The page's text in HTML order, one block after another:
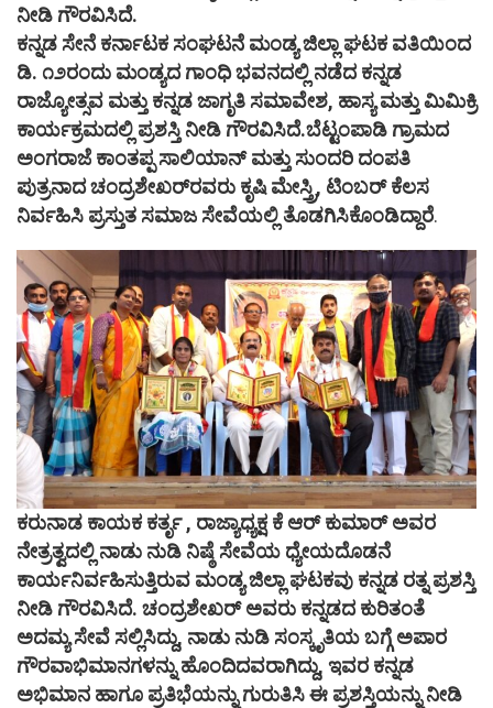
ನೀಡಿ ಗೌರವಿಸಿದೆ.
ಕನ್ನಡ ಸೇನೆ ಕರ್ನಾಟಕ ಸಂಘಟನೆ ಮಂಡ್ಯ ಜಿಲ್ಲಾ ಘಟಕ ವತಿಯಿಂದ
ಡಿ. ೧೨ರಂದು ಮಂಡ್ಯದ ಗಾಂಧಿ ಭವನದಲ್ಲಿ ನಡೆದ ಕನ್ನಡ
ರಾಜ್ಯೋತ್ಸವ ಮತ್ತು ಕನ್ನಡ ಜಾಗೃತಿ ಸಮಾವೇಶ, ಹಾಸ್ಯ ಮತ್ತು ಮಿಮಿಕ್ರಿ
ಕಾರ್ಯಕ್ರಮದಲ್ಲಿ ಪ್ರಶಸ್ತಿ ನೀಡಿ ಗೌರವಿಸಿದೆ.ಬೆಟ್ಟಂಪಾಡಿ ಗ್ರಾಮದ
ಅಂಗರಾಜೆ ಕಾಂತಪ್ಪ ಸಾಲಿಯಾನ್ ಮತ್ತು ಸುಂದರಿ ದಂಪತಿ
ಪುತ್ರನಾದ ಚಂದ್ರಶೇಖರ್‌ರವರು ಕೃಷಿ ಮೇಸ್ತ್ರಿ, ಟಿಂಬರ್ ಕೆಲಸ
ನಿರ್ವಹಿಸಿ ಪ್ರಸ್ತುತ ಸಮಾಜ ಸೇವೆಯಲ್ಲಿ ತೊಡಗಿಸಿಕೊಂಡಿದ್ದಾರೆ.
ಕರುನಾಡ ಕಾಯಕ ಕರ್ತೃ , ರಾಜ್ಯಾಧ್ಯಕ್ಷ ಕೆ ಆರ್ ಕುಮಾರ್ ಅವರ
ನೇತ್ರತ್ವದಲ್ಲಿ ನಾಡು ನುಡಿ ನಿಷ್ಠೆ ಸೇವೆಯ ಧ್ಯೇಯದೊಡನೆ
ಕಾರ್ಯನಿರ್ವಹಿಸುತ್ತಿರುವ ಮಂಡ್ಯ ಜಿಲ್ಲಾ ಘಟಕವು ಕನ್ನಡ ರತ್ನ ಪ್ರಶಸ್ತಿ
ನೀಡಿ ಗೌರವಿಸಿದೆ. ಚಂದ್ರಶೇಖರ್ ಅವರು ಕನ್ನಡದ ಕುರಿತಂತೆ
ಅದಮ್ಯ ಸೇವೆ ಸಲ್ಲಿಸಿದ್ದು, ನಾಡು ನುಡಿ ಸಂಸ್ಕೃತಿಯ ಬಗ್ಗೆ ಅಪಾರ
ಗೌರವಾಭಿಮಾನಗಳನ್ನು ಹೊಂದಿದವರಾಗಿದ್ದು, ಇವರ ಕನ್ನಡ
ಅಭಿಮಾನ ಹಾಗೂ ಪ್ರತಿಭೆಯನ್ನು ಗುರುತಿಸಿ ಈ ಪ್ರಶಸ್ತಿಯನ್ನು ನೀಡಿ